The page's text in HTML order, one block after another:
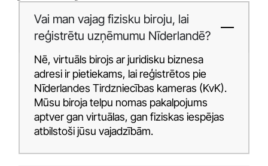
Vai man vajag fizisku biroju, lai
reģistrētu uzņēmumu Nīderlandē?
Nē, virtuāls birojs ar juridisku biznesa
adresi ir pietiekams, lai reģistrētos pie
Nīderlandes Tirdzniecības kameras (KvK).
Mūsu biroja telpu nomas pakalpojums
aptver gan virtuālas, gan fiziskas iespējas
atbilstoši jūsu vajadzībām.